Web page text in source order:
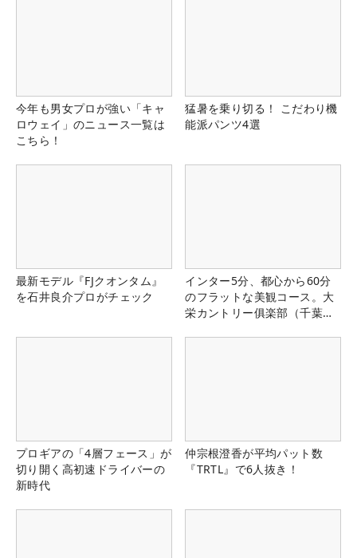
今年も男女プロが強い「キャ
ロウェイ」のニュース一覧は
こちら！
猛暑を乗り切る！ こだわり機
能派パンツ4選
最新モデル『FJクオンタム』
を石井良介プロがチェック
インター5分、都心から60分
のフラットな美観コース。大
栄カントリー俱楽部（千葉
プロギアの「4層フェース」が
切り開く高初速ドライバーの
新時代
仲宗根澄香が平均パット数
『TRTL』で6人抜き！